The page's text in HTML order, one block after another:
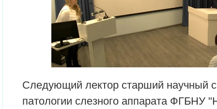
Следующий лектор старший научный
патологии слезного аппарата